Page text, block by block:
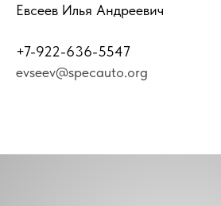
Евсеев Илья Андреевич
+7-922-636-5547
evseev@specauto.org